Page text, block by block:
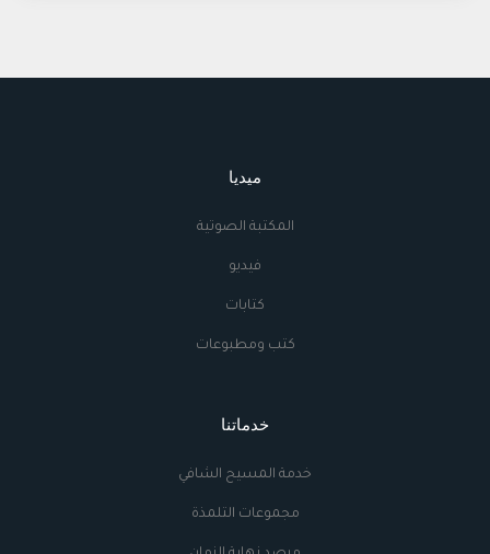
ميديا
المكتبة الصوتية
فيديو
كتابات
كتب ومطبوعات
خدماتنا
خدمة المسيح الشافي
مجموعات التلمذة